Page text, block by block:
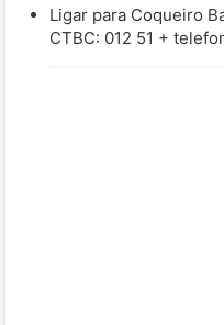
Ligar para Coqueiro
CTBC: 012 51 +